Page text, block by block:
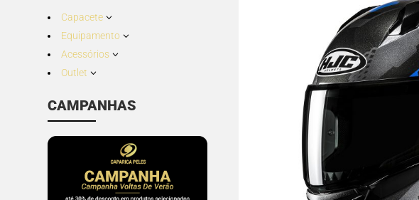
Capacete 3
Equipamento 3
Acessórios 3
Outlet 3
CAMPANHAS